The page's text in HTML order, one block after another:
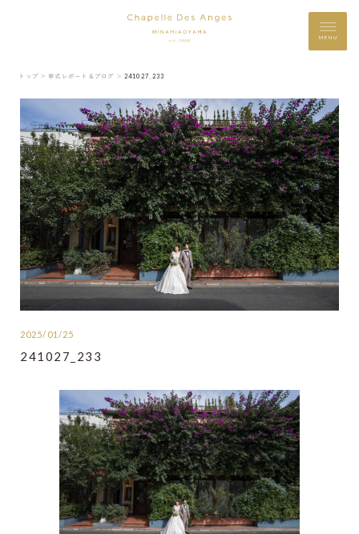
MENU
トップ ＞ 挙式レポート＆ブログ ＞ 241027_233
2025/01/25
241027_233